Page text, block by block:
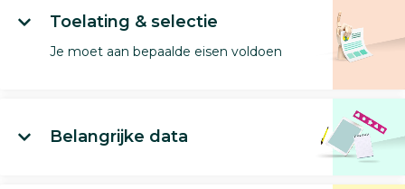
Toelating & selectie
Je moet aan bepaalde eisen voldoen
Belangrijke data